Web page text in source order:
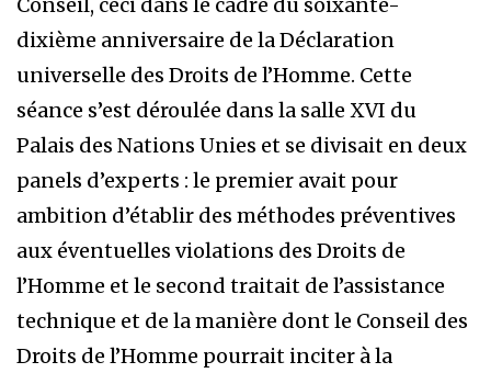
dixième anniversaire de la Déclaration
universelle des Droits de l’Homme. Cette
séance s’est déroulée dans la salle XVI du
Palais des Nations Unies et se divisait en deux
panels d’experts : le premier avait pour
ambition d’établir des méthodes préventives
aux éventuelles violations des Droits de
l’Homme et le second traitait de l’assistance
technique et de la manière dont le Conseil des
Droits de l’Homme pourrait inciter à la